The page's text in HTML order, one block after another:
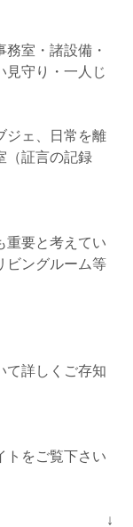
室・諸設備・
見守り・一人じ
ェ、日常を離
（証言の記録
要と考えてい
ビングルーム等
て詳しくご存知
トをご覧下さい